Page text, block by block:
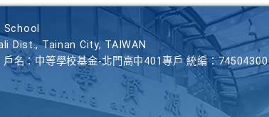
School
Dist., Tainan City, TAIWAN
名：中等學校基金-北門高中401專戶 統編：74504300